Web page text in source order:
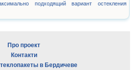
подходящий вариант остекления
Про проект
Контакти
в Бердичеве